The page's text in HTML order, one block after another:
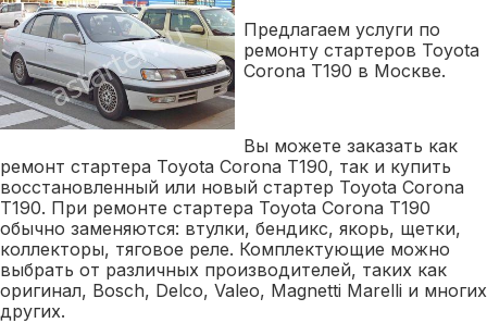
Предлагаем услуги по
ремонту стартеров Toyota
Corona T190 в Москве.
Вы можете заказать как
ремонт стартера Toyota Corona T190, так и купить
восстановленный или новый стартер Toyota Corona
T190. При ремонте стартера Toyota Corona T190
обычно заменяются: втулки, бендикс, якорь, щетки,
коллекторы, тяговое реле. Комплектующие можно
выбрать от различных производителей, таких как
оригинал, Bosch, Delco, Valeo, Magnetti Marelli и многих
других.